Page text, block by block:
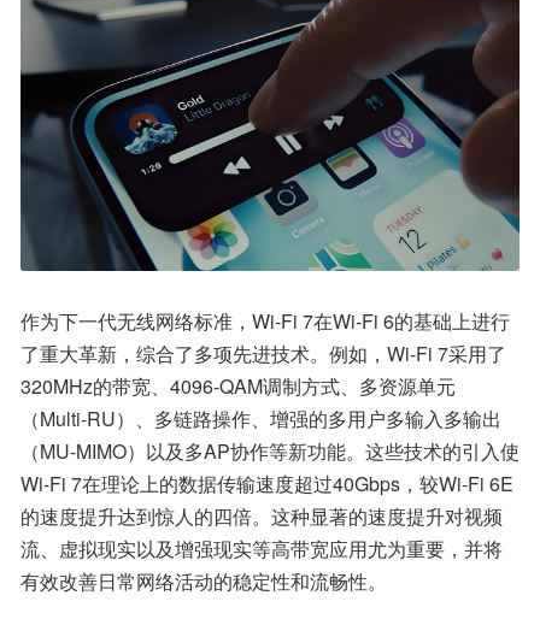
作为下一代无线网络标准，Wi-Fi 7在Wi-Fi 6的基础上进行
了重大革新，综合了多项先进技术。例如，Wi-Fi 7采用了
320MHz的带宽、4096-QAM调制方式、多资源单元
（Multi-RU）、多链路操作、增强的多用户多输入多输出
（MU-MIMO）以及多AP协作等新功能。这些技术的引入使
Wi-Fi 7在理论上的数据传输速度超过40Gbps，较Wi-Fi 6E
的速度提升达到惊人的四倍。这种显著的速度提升对视频
流、虚拟现实以及增强现实等高带宽应用尤为重要，并将
有效改善日常网络活动的稳定性和流畅性。